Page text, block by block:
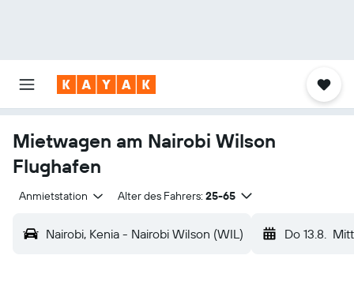
Mietwagen am Nairobi Wilson
Flughafen
Anmietstation Alter des Fahrers: 25-65
Nairobi, Kenia - Nairobi Wilson (WIL) Do 13.8.